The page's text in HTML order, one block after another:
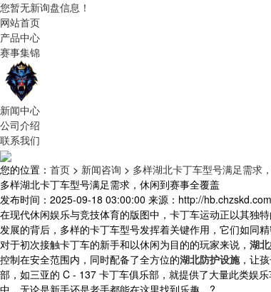
您暂无新询盘信息！
网站首页
产品中心
赛事集锦
新闻中心
公司介绍
联系我们
您的位置： 首页 > 新闻咨询 > 多样湖北卡丁车型号满足需求
多样湖北卡丁车型号满足需求，休闲到赛事全覆盖
发布时间：2025-09-18 03:00:00 来源：http://
在现代休闲娱乐与竞技体育的版图中，卡丁车运动正以其独
发展的背后，多样的卡丁车型号发挥着关键作用，它们如同
对于初次接触卡丁车的新手和以休闲为目的的玩家来说， 湖
控制在安全范围内，同时配备了全方位的湖北防护设施，让
部，如三亚的 C - 137 卡丁车俱乐部，就提供了大量此类娱